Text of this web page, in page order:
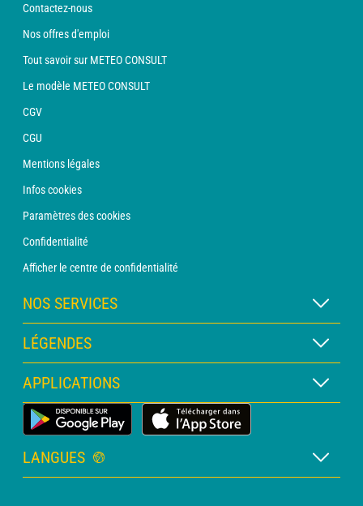
Contactez-nous
Nos offres d'emploi
Tout savoir sur METEO CONSULT
Le modèle METEO CONSULT
CGV
CGU
Mentions légales
Infos cookies
Paramètres des cookies
Confidentialité
Afficher le centre de confidentialité
NOS SERVICES
Abonnement METEO Xpert
Abonnement METEO PRO
Consultation avec un prévisionniste
Bulletin PRO
LÉGENDES
Légende des cartes
Légende des pictogrammes
Glossaire
APPLICATIONS
Application Météo Terrestre
LANGUES